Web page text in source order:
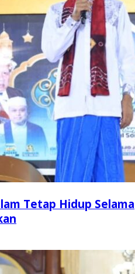
Tetap Hidup Selama